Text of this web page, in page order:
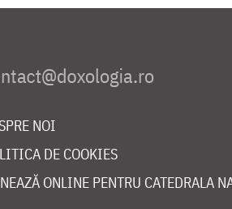
NOI
DE COOKIES
ONLINE PENTRU CATEDRALA